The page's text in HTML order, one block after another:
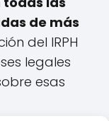
de más
del IRPH
legales
esas